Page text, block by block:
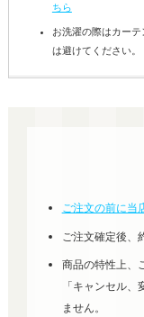
ちら
お洗濯の際はカー
は避けてください。
ご注文の前に当
ご注文確定後、
商品の特性上、
「キャンセル
ません。